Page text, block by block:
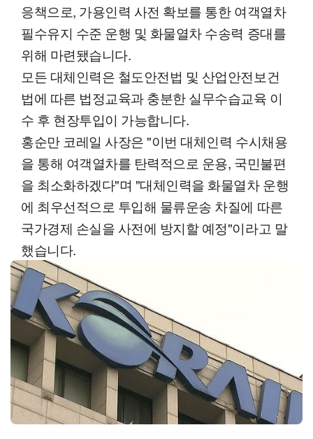
응책으로, 가용인력 사전 확보를 통한 여객열차
필수유지 수준 운행 및 화물열차 수송력 증대를
위해 마련됐습니다.
모든 대체인력은 철도안전법 및 산업안전보건
법에 따른 법정교육과 충분한 실무수습교육 이
수 후 현장투입이 가능합니다.
홍순만 코레일 사장은 "이번 대체인력 수시채용
을 통해 여객열차를 탄력적으로 운용, 국민불편
을 최소화하겠다"며 "대체인력을 화물열차 운행
에 최우선적으로 투입해 물류운송 차질에 따른
국가경제 손실을 사전에 방지할 예정"이라고 말
했습니다.